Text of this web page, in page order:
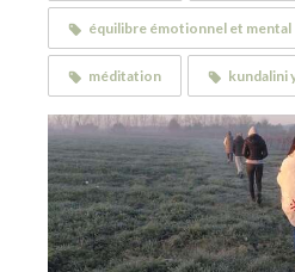
équilibre émotionnel et mental
méditation kundalini